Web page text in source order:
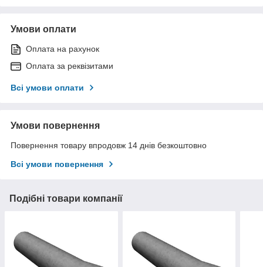
Умови оплати
Оплата на рахунок
Оплата за реквізитами
Всі умови оплати
Умови повернення
Повернення товару впродовж 14 днів безкоштовно
Всі умови повернення
Подібні товари компанії